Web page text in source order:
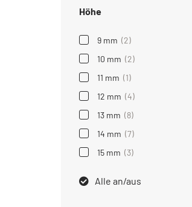
Höhe
9 mm (2)
10 mm (2)
11 mm (1)
12 mm (4)
13 mm (8)
14 mm (7)
15 mm (3)
Alle an/aus